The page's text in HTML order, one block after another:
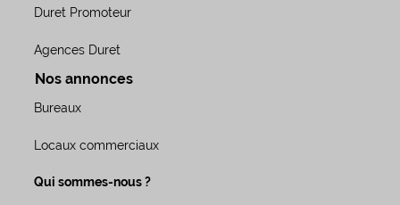
Duret Promoteur
Agences Duret
Nos annonces
Bureaux
Locaux commerciaux
Qui sommes-nous ?